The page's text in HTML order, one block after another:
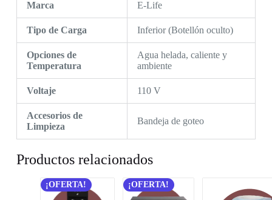
Marca E-Life
Tipo de Carga Inferior (Botellón oculto)
Opciones de
Temperatura
Agua helada, caliente y
ambiente
Voltaje 110 V
Accesorios de
Limpieza
Bandeja de goteo
Productos relacionados
¡OFERTA! ¡OFERTA!